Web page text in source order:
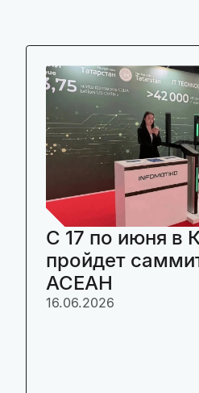
C 17 по июня в
пройдет
АСЕАН
16.06.2026